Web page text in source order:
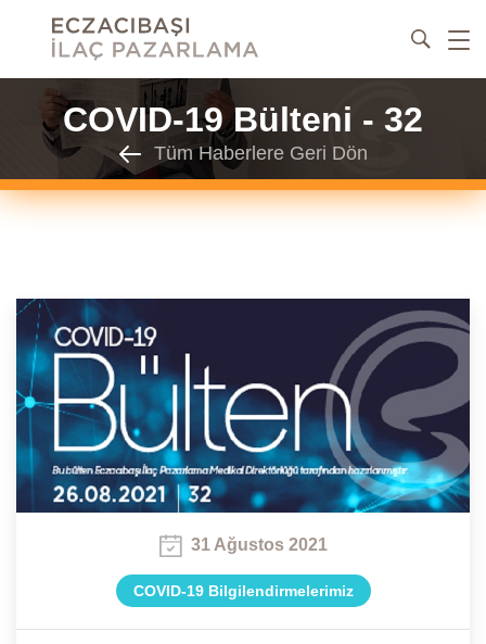
COVID-19 Bülteni - 32
Tüm Haberlere Geri Dön
31 Ağustos 2021
COVID-19 Bilgilendirmelerimiz